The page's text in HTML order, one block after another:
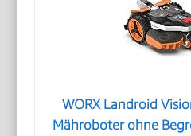
WORX Landroid
Mähroboter ohne